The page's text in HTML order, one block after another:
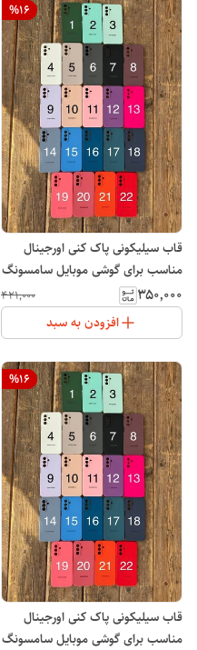
%16
قاب سیلیکونی پاک کنی اورجینال
مناسب برای گوشی موبایل سامسونگ
Galaxy A24
۳۵۰٬۰۰۰ ۴۲۱٬۰۰۰
افزودن به سبد
%16
قاب سیلیکونی پاک کنی اورجینال
مناسب برای گوشی موبایل سامسونگ